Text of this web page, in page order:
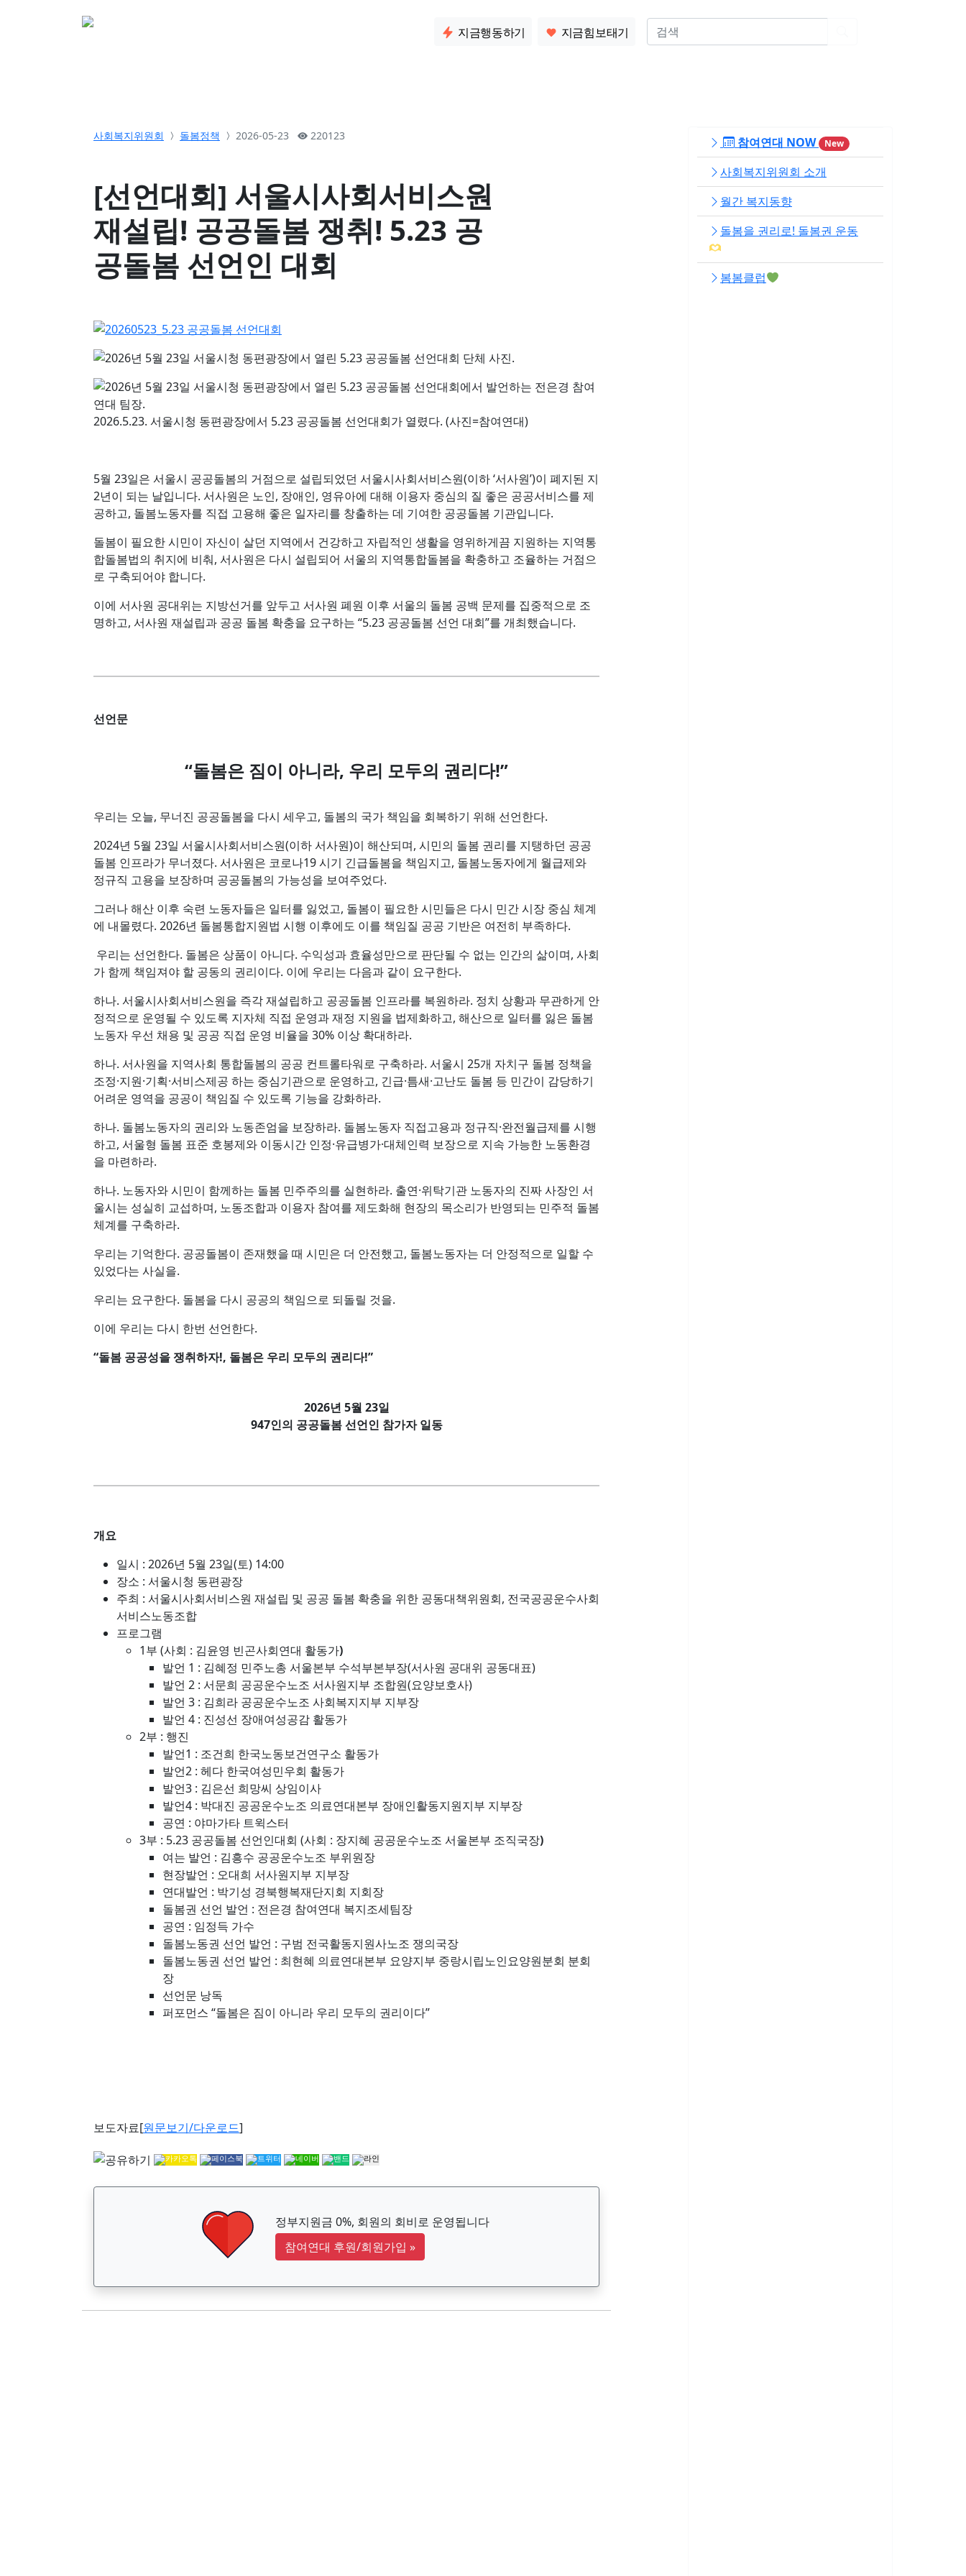
지금행동하기 지금힘보태기
사회복지위원회 돌봄정책 2026-05-23 220123
[선언대회] 서울시사회서비스원
재설립! 공공돌봄 쟁취! 5.23 공
공돌봄 선언인 대회
2026.5.23. 서울시청 동편광장에서 5.23 공공돌봄 선언대회가 열렸다. (사진=참여연대)
5월 23일은 서울시 공공돌봄의 거점으로 설립되었던 서울시사회서비스원(이하 ‘서사원’)이 폐지된 지
2년이 되는 날입니다. 서사원은 노인, 장애인, 영유아에 대해 이용자 중심의 질 좋은 공공서비스를 제
공하고, 돌봄노동자를 직접 고용해 좋은 일자리를 창출하는 데 기여한 공공돌봄 기관입니다.
돌봄이 필요한 시민이 자신이 살던 지역에서 건강하고 자립적인 생활을 영위하게끔 지원하는 지역통
합돌봄법의 취지에 비춰, 서사원은 다시 설립되어 서울의 지역통합돌봄을 확충하고 조율하는 거점으
로 구축되어야 합니다.
이에 서사원 공대위는 지방선거를 앞두고 서사원 폐원 이후 서울의 돌봄 공백 문제를 집중적으로 조
명하고, 서사원 재설립과 공공 돌봄 확충을 요구하는 “5.23 공공돌봄 선언 대회”를 개최했습니다.
선언문
“돌봄은 짐이 아니라, 우리 모두의 권리다!”
우리는 오늘, 무너진 공공돌봄을 다시 세우고, 돌봄의 국가 책임을 회복하기 위해 선언한다.
2024년 5월 23일 서울시사회서비스원(이하 서사원)이 해산되며, 시민의 돌봄 권리를 지탱하던 공공
돌봄 인프라가 무너졌다. 서사원은 코로나19 시기 긴급돌봄을 책임지고, 돌봄노동자에게 월급제와
정규직 고용을 보장하며 공공돌봄의 가능성을 보여주었다.
그러나 해산 이후 숙련 노동자들은 일터를 잃었고, 돌봄이 필요한 시민들은 다시 민간 시장 중심 체계
에 내몰렸다. 2026년 돌봄통합지원법 시행 이후에도 이를 책임질 공공 기반은 여전히 부족하다.
우리는 선언한다. 돌봄은 상품이 아니다. 수익성과 효율성만으로 판단될 수 없는 인간의 삶이며, 사회
가 함께 책임져야 할 공동의 권리이다. 이에 우리는 다음과 같이 요구한다.
하나. 서울시사회서비스원을 즉각 재설립하고 공공돌봄 인프라를 복원하라. 정치 상황과 무관하게 안
정적으로 운영될 수 있도록 지자체 직접 운영과 재정 지원을 법제화하고, 해산으로 일터를 잃은 돌봄
노동자 우선 채용 및 공공 직접 운영 비율을 30% 이상 확대하라.
하나. 서사원을 지역사회 통합돌봄의 공공 컨트롤타워로 구축하라. 서울시 25개 자치구 돌봄 정책을
조정·지원·기획·서비스제공 하는 중심기관으로 운영하고, 긴급·틈새·고난도 돌봄 등 민간이 감당하기
어려운 영역을 공공이 책임질 수 있도록 기능을 강화하라.
하나. 돌봄노동자의 권리와 노동존엄을 보장하라. 돌봄노동자 직접고용과 정규직·완전월급제를 시행
하고, 서울형 돌봄 표준 호봉제와 이동시간 인정·유급병가·대체인력 보장으로 지속 가능한 노동환경
을 마련하라.
하나. 노동자와 시민이 함께하는 돌봄 민주주의를 실현하라. 출연·위탁기관 노동자의 진짜 사장인 서
울시는 성실히 교섭하며, 노동조합과 이용자 참여를 제도화해 현장의 목소리가 반영되는 민주적 돌봄
체계를 구축하라.
우리는 기억한다. 공공돌봄이 존재했을 때 시민은 더 안전했고, 돌봄노동자는 더 안정적으로 일할 수
있었다는 사실을.
우리는 요구한다. 돌봄을 다시 공공의 책임으로 되돌릴 것을.
이에 우리는 다시 한번 선언한다.
“돌봄 공공성을 쟁취하자!, 돌봄은 우리 모두의 권리다!”
2026년 5월 23일
947인의 공공돌봄 선언인 참가자 일동
개요
일시 : 2026년 5월 23일(토) 14:00
장소 : 서울시청 동편광장
주최 : 서울시사회서비스원 재설립 및 공공 돌봄 확충을 위한 공동대책위원회, 전국공공운수사회
서비스노동조합
프로그램
1부 (사회 : 김윤영 빈곤사회연대 활동가)
발언 1 : 김혜정 민주노총 서울본부 수석부본부장(서사원 공대위 공동대표)
발언 2 : 서문희 공공운수노조 서사원지부 조합원(요양보호사)
발언 3 : 김희라 공공운수노조 사회복지지부 지부장
발언 4 : 진성선 장애여성공감 활동가
2부 : 행진
발언1 : 조건희 한국노동보건연구소 활동가
발언2 : 헤다 한국여성민우회 활동가
발언3 : 김은선 희망씨 상임이사
발언4 : 박대진 공공운수노조 의료연대본부 장애인활동지원지부 지부장
공연 : 야마가타 트윅스터
3부 : 5.23 공공돌봄 선언인대회 (사회 : 장지혜 공공운수노조 서울본부 조직국장)
여는 발언 : 김흥수 공공운수노조 부위원장
현장발언 : 오대희 서사원지부 지부장
연대발언 : 박기성 경북행복재단지회 지회장
돌봄권 선언 발언 : 전은경 참여연대 복지조세팀장
공연 : 임정득 가수
돌봄노동권 선언 발언 : 구범 전국활동지원사노조 쟁의국장
돌봄노동권 선언 발언 : 최현혜 의료연대본부 요양지부 중랑시립노인요양원분회 분회
장
선언문 낭독
퍼포먼스 “돌봄은 짐이 아니라 우리 모두의 권리이다”
보도자료[원문보기/다운로드]
정부지원금 0%, 회원의 회비로 운영됩니다
참여연대 후원/회원가입 »
참여연대 NOW New
사회복지위원회 소개
월간 복지동향
돌봄을 권리로! 돌봄권 운동
봄봄클럽